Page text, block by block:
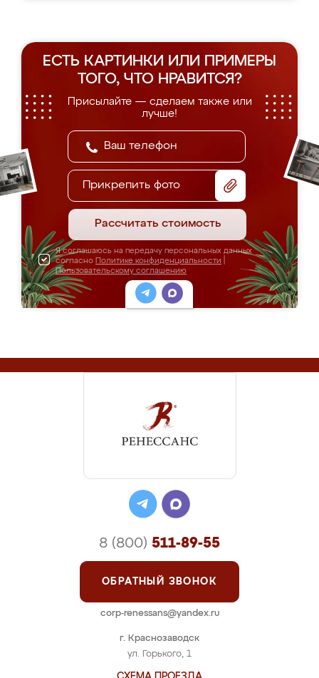
ЕСТЬ КАРТИНКИ ИЛИ ПРИМЕРЫ
ТОГО, ЧТО НРАВИТСЯ?
Присылайте — сделаем также или
лучше!
Прикрепить фото
Рассчитать стоимость
Я соглашаюсь на передачу персональных данных
согласно Политике конфиденциальности
Пользовательскому соглашению
г. Краснозаводск
ул. Горького, 1
8 (800) 511-89-55
ОБРАТНЫЙ ЗВОНОК
corp-renessans@yandex.ru